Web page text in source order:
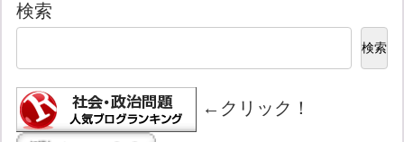
検索
検索
←クリック！